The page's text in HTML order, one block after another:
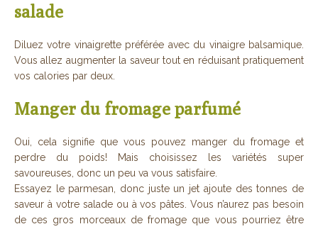
salade
Diluez votre vinaigrette préférée avec du vinaigre balsamique.
Vous allez augmenter la saveur tout en réduisant pratiquement
vos calories par deux.
Manger du fromage parfumé
Oui, cela signifie que vous pouvez manger du fromage et
perdre du poids! Mais choisissez les variétés super
savoureuses, donc un peu va vous satisfaire.
Essayez le parmesan, donc juste un jet ajoute des tonnes de
saveur à votre salade ou à vos pâtes. Vous n’aurez pas besoin
de ces gros morceaux de fromage que vous pourriez être